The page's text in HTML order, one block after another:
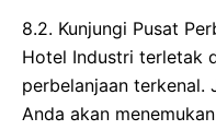
8.2. Kunjungi Pusat
Hotel Industri terletak
perbelanjaan terkenal.
Anda akan